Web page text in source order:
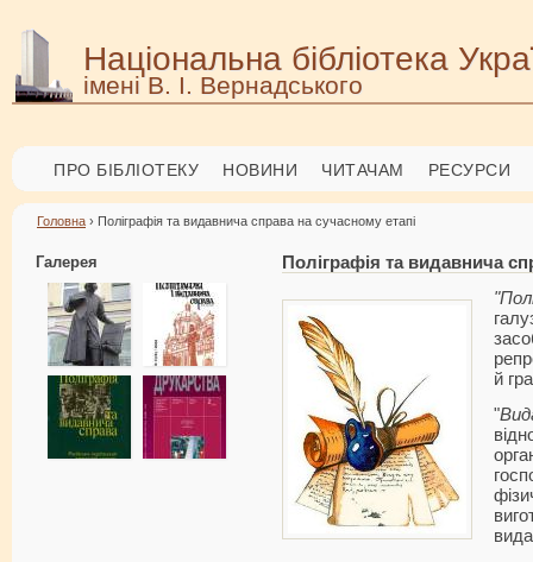
Національна бібліотека
імені В. І. Вернадського
ПРО БІБЛІОТЕКУ НОВИНИ ЧИТАЧАМ РЕСУРСИ
Головна › Поліграфія та видавнича справа на сучасному етапі
Галерея
Поліграфія та видавнича
й
"